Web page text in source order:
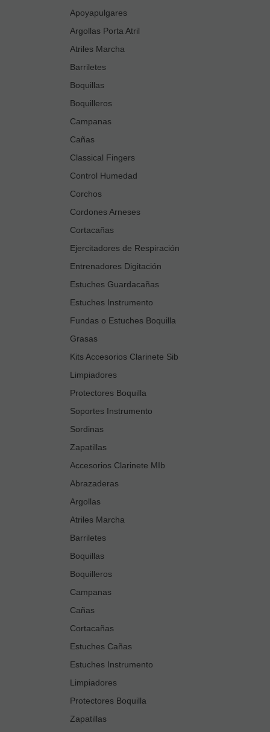
Apoyapulgares
Argollas Porta Atril
Atriles Marcha
Barriletes
Boquillas
Boquilleros
Campanas
Cañas
Classical Fingers
Control Humedad
Corchos
Cordones Arneses
Cortacañas
Ejercitadores de Respiración
Entrenadores Digitación
Estuches Guardacañas
Estuches Instrumento
Fundas o Estuches Boquilla
Grasas
Kits Accesorios Clarinete Sib
Limpiadores
Protectores Boquilla
Soportes Instrumento
Sordinas
Zapatillas
Accesorios Clarinete MIb
Abrazaderas
Argollas
Atriles Marcha
Barriletes
Boquillas
Boquilleros
Campanas
Cañas
Cortacañas
Estuches Cañas
Estuches Instrumento
Limpiadores
Protectores Boquilla
Zapatillas